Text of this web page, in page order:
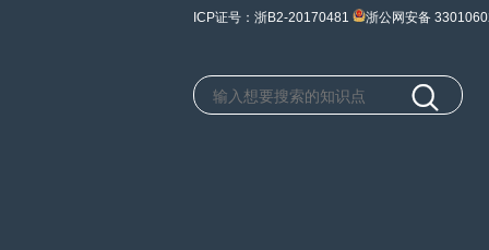
ICP证号：浙B2-20170481
浙公网安备